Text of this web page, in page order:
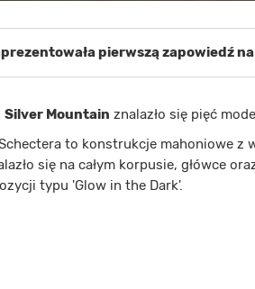
pierwszą zapowiedź
Silver Mountain znalazło się pięć
to konstrukcje mahoniowe z
się na całym korpusie, główce
typu 'Glow in the Dark'.